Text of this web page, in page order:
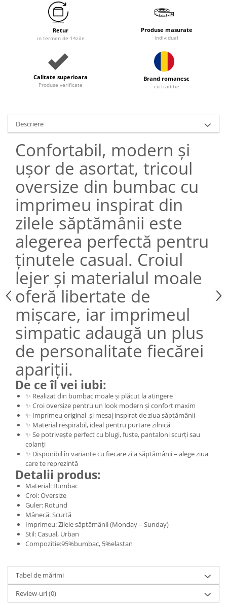
Retur
in termen de 14zile
Produse masurate
individual
Calitate superioara
Produse verificate
Brand romanesc
cu traditie
Descriere
Confortabil, modern și
ușor de asortat, tricoul
oversize din bumbac cu
imprimeu inspirat din
zilele săptămânii este
alegerea perfectă pentru
ținutele casual. Croiul
lejer și materialul moale
oferă libertate de
mișcare, iar imprimeul
simpatic adaugă un plus
de personalitate fiecărei
apariții.
De ce îl vei iubi:
✨ Realizat din bumbac moale și plăcut la atingere
✨ Croi oversize pentru un look modern și confort maxim
✨ Imprimeu original și mesaj inspirat de ziua săptămânii
✨ Material respirabil, ideal pentru purtare zilnică
✨ Se potrivește perfect cu blugi, fuste, pantaloni scurți sau
colanți
✨ Disponibil în variante cu fiecare zi a săptămânii – alege ziua
care te reprezintă
Detalii produs:
Material: Bumbac
Croi: Oversize
Guler: Rotund
Mânecă: Scurtă
Imprimeu: Zilele săptămânii (Monday – Sunday)
Stil: Casual, Urban
Compozitie:95%bumbac, 5%elastan
Tabel de mărimi
Review-uri(0)